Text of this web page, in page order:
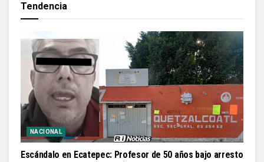
Tendencia
NACIONAL
Escándalo en Ecatepec: Profesor de 50 años bajo arresto